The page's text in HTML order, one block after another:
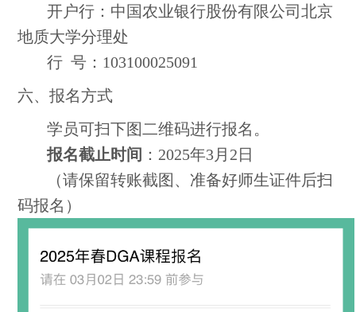
开户行：中国农业银行股份有限公司北京
地质大学分理处
行 号：103100025091
六、报名方式
学员可扫下图二维码进行报名。
报名截止时间 ：2025年3月2日
（请保留转账截图、准备好师生证件后扫
码报名）